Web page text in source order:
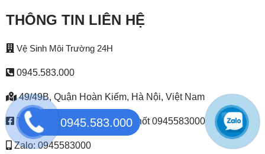
THÔNG TIN LIÊN HỆ
Vệ Sinh Môi Trường 24H
0945.583.000
49/49B, Quận Hoàn Kiếm, Hà Nội, Việt Nam
Thông Tắc Cống & Hút Bể Phốt 0945583000
Zalo: 0945583000
0945.583.000